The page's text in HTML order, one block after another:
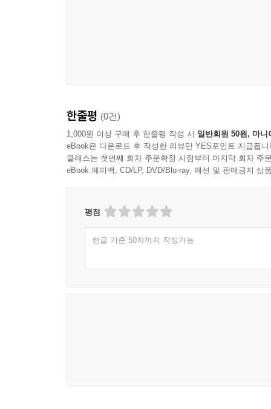
한줄평 (0건)
1,000원 이상 구매 후 한줄평 작성 시 일반회원 50원, 마니
eBook은 다운로드 후 작성한 리뷰만 YES포인트 지급됩니
클래스는 첫번째 회차 주문확정 시점부터 마지막 회차 주
eBook 페이백, CD/LP, DVD/Blu-ray, 패션 및 판매금지 상
평점
한글 기준 50자까지 작성가능